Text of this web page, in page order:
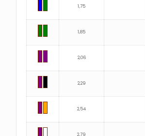
1,75
1,85
2,06
2,29
2,54
2,79